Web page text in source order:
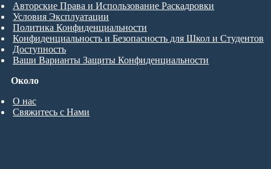
Около
О нас
Свяжитесь с Нами
Авторские Права и Использование Раскадровки
Условия Эксплуатации
Политика Конфиденциальности
Конфиденциальность и Безопасность для Школ и Студентов
Доступность
Ваши Варианты Защиты Конфиденциальности